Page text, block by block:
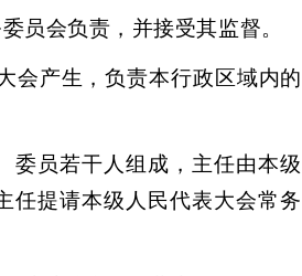
员会负责，并接受其监督。
会产生，负责本行政区域内的
委员若干人组成，主任由本级
任提请本级人民代表大会常务